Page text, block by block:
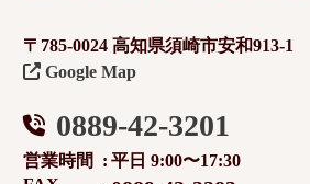
〒785-0024 高知県須崎市安和913-1
Google Map
0889-42-3201
営業時間
平日 9:00〜17:30